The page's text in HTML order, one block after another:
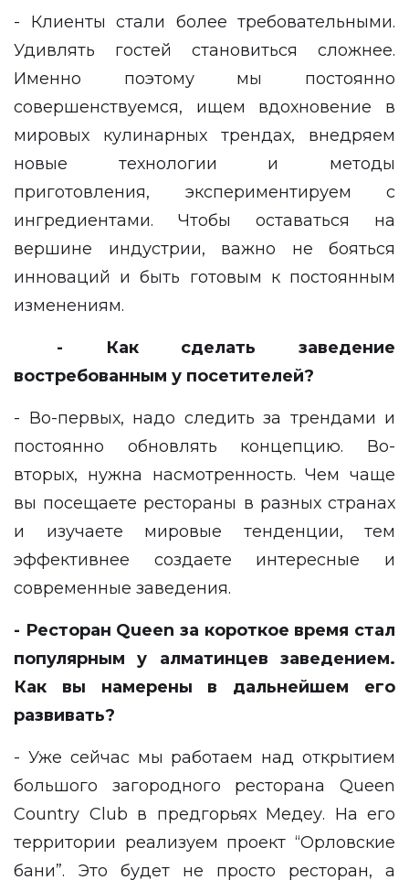
- Клиенты стали более требовательными.
Удивлять гостей становиться сложнее.
Именно поэтому мы постоянно
совершенствуемся, ищем вдохновение в
мировых кулинарных трендах, внедряем
новые технологии и методы
приготовления, экспериментируем с
ингредиентами. Чтобы оставаться на
вершине индустрии, важно не бояться
инноваций и быть готовым к постоянным
изменениям.
- Как сделать заведение
востребованным у посетителей?
- Во-первых, надо следить за трендами и
постоянно обновлять концепцию. Во-
вторых, нужна насмотренность. Чем чаще
вы посещаете рестораны в разных странах
и изучаете мировые тенденции, тем
эффективнее создаете интересные и
современные заведения.
- Ресторан Queen за короткое время стал
популярным у алматинцев заведением.
Как вы намерены в дальнейшем его
развивать?
- Уже сейчас мы работаем над открытием
большого загородного ресторана Queen
Country Club в предгорьях Медеу. На его
территории реализуем проект “Орловские
бани”. Это будет не просто ресторан, а